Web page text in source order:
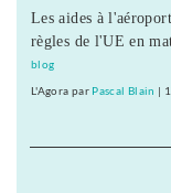
Les aides à
règles de l'UE en
blog
L'Agora par Pascal Blain |